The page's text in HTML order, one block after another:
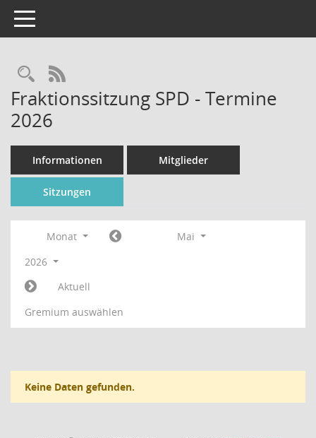
Toggle navigation
Rechercheauswahl
RSS-Feed
Fraktionssitzung SPD - Termine
2026
Informationen Mitglieder
Sitzungen
Monat
Mai
2026
Aktuell
Gremium auswählen
Keine Daten gefunden.